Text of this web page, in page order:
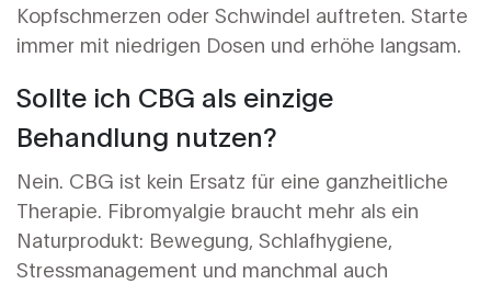
Kopfschmerzen oder Schwindel auftreten. Starte
immer mit niedrigen Dosen und erhöhe langsam.
Sollte ich CBG als einzige
Behandlung nutzen?
Nein. CBG ist kein Ersatz für eine ganzheitliche
Therapie. Fibromyalgie braucht mehr als ein
Naturprodukt: Bewegung, Schlafhygiene,
Stressmanagement und manchmal auch